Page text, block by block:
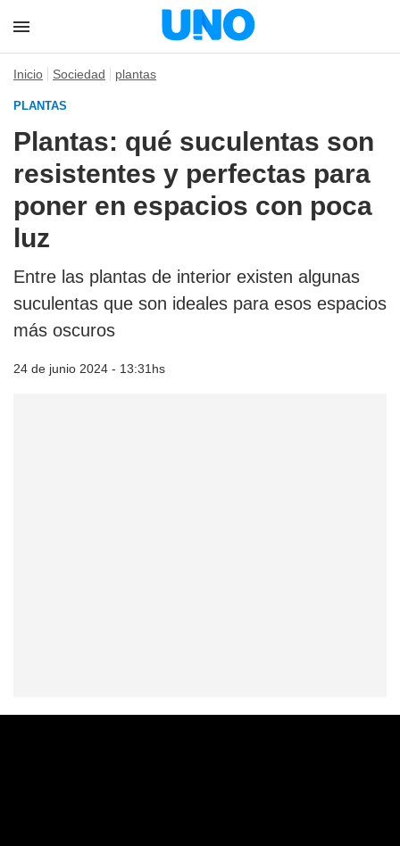
Inicio Sociedad plantas
PLANTAS
Plantas: qué suculentas son
resistentes y perfectas para
poner en espacios con poca
luz
Entre las plantas de interior existen algunas
suculentas que son ideales para esos espacios
más oscuros
24 de junio 2024 - 13:31hs